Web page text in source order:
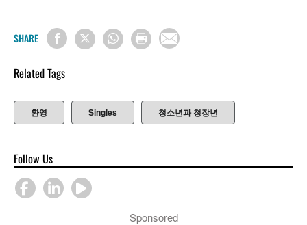
SHARE
Related Tags
환영 Singles 청소년과 청장년
Follow Us
Sponsored